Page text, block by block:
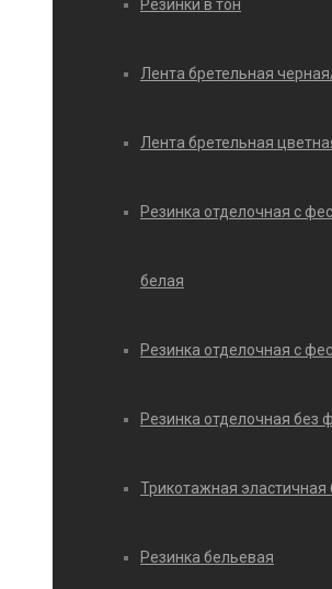
Резинки в тон
Лента бретельная
Лента бретельная
Резинка отделочная с
белая
Резинка отделочная с
Резинка отделочная без
Трикотажная эластичная
Резинка бельевая